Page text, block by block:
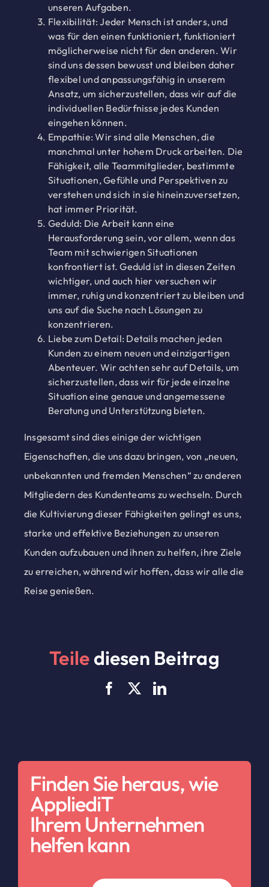
unseren Aufgaben.
Flexibilität: Jeder Mensch ist anders, und
was für den einen funktioniert, funktioniert
möglicherweise nicht für den anderen. Wir
sind uns dessen bewusst und bleiben daher
flexibel und anpassungsfähig in unserem
Ansatz, um sicherzustellen, dass wir auf die
individuellen Bedürfnisse jedes Kunden
eingehen können.
Empathie: Wir sind alle Menschen, die
manchmal unter hohem Druck arbeiten. Die
Fähigkeit, alle Teammitglieder, bestimmte
Situationen, Gefühle und Perspektiven zu
verstehen und sich in sie hineinzuversetzen,
hat immer Priorität.
Geduld: Die Arbeit kann eine
Herausforderung sein, vor allem, wenn das
Team mit schwierigen Situationen
konfrontiert ist. Geduld ist in diesen Zeiten
wichtiger, und auch hier versuchen wir
immer, ruhig und konzentriert zu bleiben und
uns auf die Suche nach Lösungen zu
konzentrieren.
Liebe zum Detail: Details machen jeden
Kunden zu einem neuen und einzigartigen
Abenteuer. Wir achten sehr auf Details, um
sicherzustellen, dass wir für jede einzelne
Situation eine genaue und angemessene
Beratung und Unterstützung bieten.
Insgesamt sind dies einige der wichtigen
Eigenschaften, die uns dazu bringen, von „neuen,
unbekannten und fremden Menschen“ zu anderen
Mitgliedern des Kundenteams zu wechseln. Durch
die Kultivierung dieser Fähigkeiten gelingt es uns,
starke und effektive Beziehungen zu unseren
Kunden aufzubauen und ihnen zu helfen, ihre Ziele
zu erreichen, während wir hoffen, dass wir alle die
Reise genießen.
Teile diesen Beitrag
Finden Sie heraus, wie
AppliediT
Ihrem Unternehmen
helfen kann